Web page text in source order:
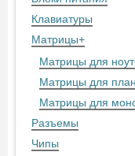
Клавиатуры
Матрицы+
Матрицы для
Матрицы для
Матрицы для
Разъемы
Чипы